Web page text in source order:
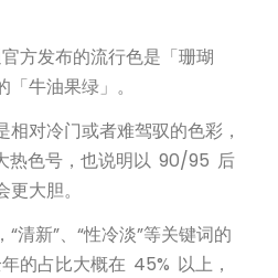
方发布的流行色是「珊瑚
牛油果绿」。
对冷门或者难驾驭的色彩，
热色号，也说明以 90/95 后
大胆。
清新”、“性冷淡”等关键词的
的占比大概在 45% 以上，